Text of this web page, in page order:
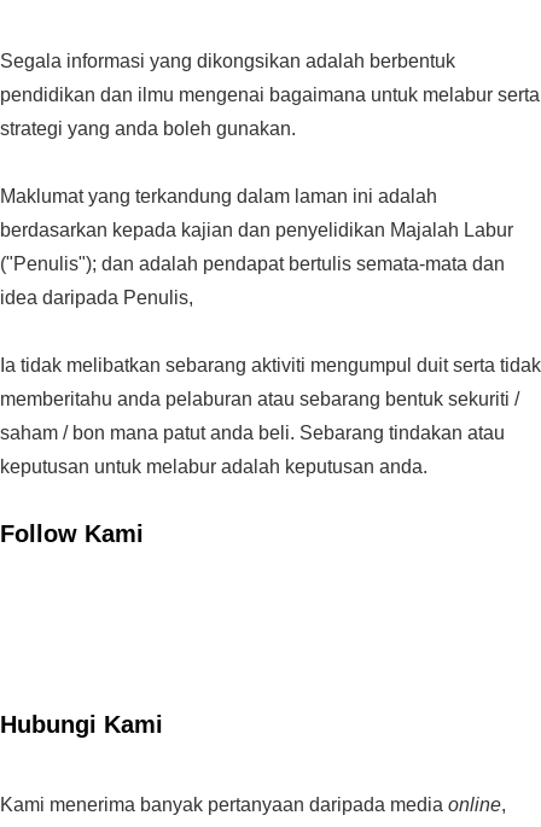
Segala informasi yang dikongsikan adalah berbentuk
pendidikan dan ilmu mengenai bagaimana untuk melabur serta
strategi yang anda boleh gunakan.
Maklumat yang terkandung dalam laman ini adalah
berdasarkan kepada kajian dan penyelidikan Majalah Labur
("Penulis"); dan adalah pendapat bertulis semata-mata dan
idea daripada Penulis,
Ia tidak melibatkan sebarang aktiviti mengumpul duit serta tidak
memberitahu anda pelaburan atau sebarang bentuk sekuriti /
saham / bon mana patut anda beli. Sebarang tindakan atau
keputusan untuk melabur adalah keputusan anda.
Follow Kami
Hubungi Kami
Kami menerima banyak pertanyaan daripada media online,